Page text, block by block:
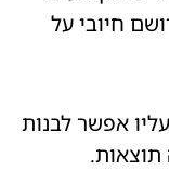
חיובי על
אפשר לבנות
תוצאות.